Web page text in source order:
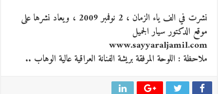
نشرت في الف ياء الزمان ، 2 نوفمبر 2009 ، ويعاد نشرها على
موقع الدكتور سيار الجميل
www.sayyaraljamil.com
ملاحظة : اللوحة المرفقة بريشة الفنانة العراقية عالية الوهاب ..